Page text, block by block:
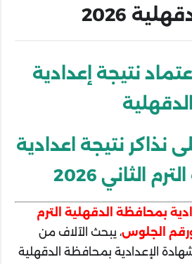
2026
نتيجة إعدادية
الدقهلية
نذاكر نتيجة اعدادية
الثاني 2026
بمحافظة الدقهلية الترم
، يبحث الآلاف من
الإعدادية بمحافظة الدقهلية